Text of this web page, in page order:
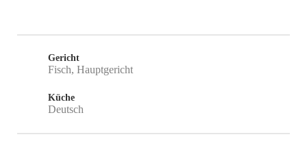
Gericht
Fisch, Hauptgericht
Küche
Deutsch